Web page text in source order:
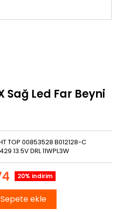
Sağ Led Far Beyni
TOP 00853528 B012128-C
13.5V DRL 11WPL3W
20% indirim
Sepete ekle